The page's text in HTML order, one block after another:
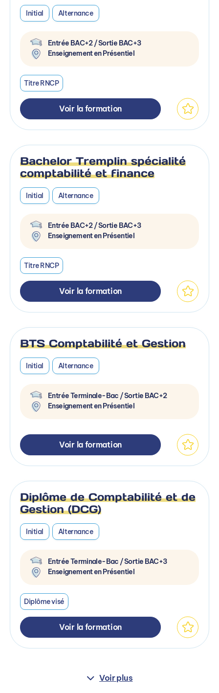
Initial Alternance
Entrée BAC+2 / Sortie BAC+3
Enseignement en Présentiel
Titre RNCP
Voir la formation
Bachelor Tremplin spécialité
comptabilité et finance
Initial Alternance
Entrée BAC+2 / Sortie BAC+3
Enseignement en Présentiel
Titre RNCP
Voir la formation
BTS Comptabilité et Gestion
Initial Alternance
Entrée Terminale-Bac / Sortie BAC+2
Enseignement en Présentiel
Voir la formation
Diplôme de Comptabilité et de
Gestion (DCG)
Initial Alternance
Entrée Terminale-Bac / Sortie BAC+3
Enseignement en Présentiel
Diplôme visé
Voir la formation
Voir plus